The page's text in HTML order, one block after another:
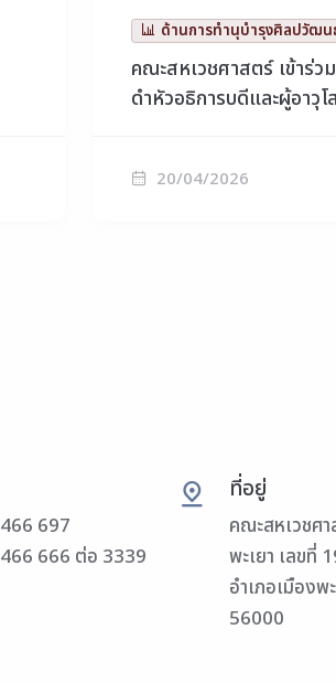
ด้านการทำนุบำรุงศิลปวัฒน
คณะสหเวชศาสตร์ เข้าร่ว
ดำหัวอธิการบดีและผู้อาวุโ
20/04/2026
697
666 ต่อ 3339
ที่อยู่
คณะสหเวชศ
พะเยา เลขที่
อำเภอเมืองพ
56000